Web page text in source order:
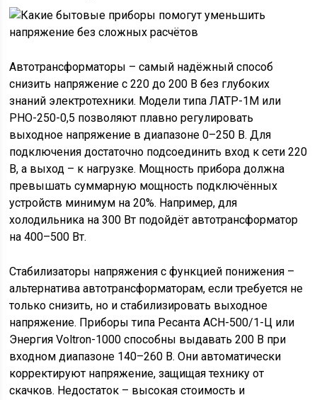
Автотрансформаторы – самый надёжный способ
снизить напряжение с 220 до 200 В без глубоких
знаний электротехники. Модели типа ЛАТР-1М или
РНО-250-0,5 позволяют плавно регулировать
выходное напряжение в диапазоне 0–250 В. Для
подключения достаточно подсоединить вход к сети 220
В, а выход – к нагрузке. Мощность прибора должна
превышать суммарную мощность подключённых
устройств минимум на 20%. Например, для
холодильника на 300 Вт подойдёт автотрансформатор
на 400–500 Вт.
Стабилизаторы напряжения с функцией понижения –
альтернатива автотрансформаторам, если требуется не
только снизить, но и стабилизировать выходное
напряжение. Приборы типа Ресанта АСН-500/1-Ц или
Энергия Voltron-1000 способны выдавать 200 В при
входном диапазоне 140–260 В. Они автоматически
корректируют напряжение, защищая технику от
скачков. Недостаток – высокая стоимость и